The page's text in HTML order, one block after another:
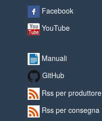
Facebook
YouTube
Manuali
GitHub
Rss per produttore
Rss per consegna